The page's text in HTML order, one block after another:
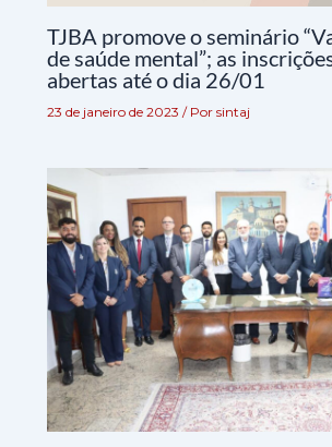
TJBA promove o seminário
de saúde mental”; as
abertas até o dia 26/01
23 de janeiro de 2023 / Por sintaj